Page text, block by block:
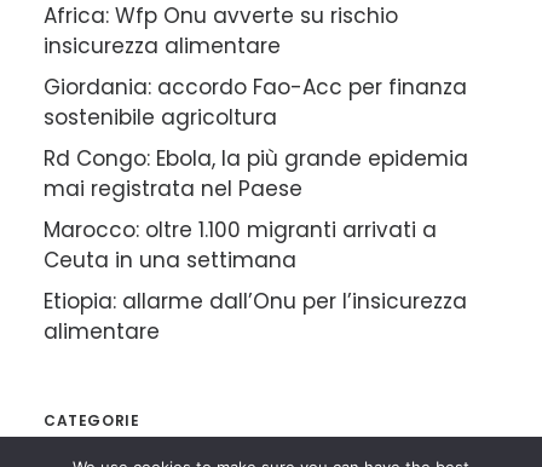
Africa: Wfp Onu avverte su rischio
insicurezza alimentare
Giordania: accordo Fao-Acc per finanza
sostenibile agricoltura
Rd Congo: Ebola, la più grande epidemia
mai registrata nel Paese
Marocco: oltre 1.100 migranti arrivati a
Ceuta in una settimana
Etiopia: allarme dall’Onu per l’insicurezza
alimentare
CATEGORIE